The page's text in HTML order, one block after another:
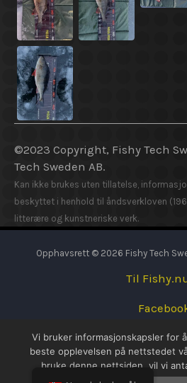
©2023 Copyright, Fishy Tech
Tech Sweden AB.
Kan ikke brukes uten tillatelse,
beskyttet i henhold til åndsverkloven
litterære og kunstneriske verk.
Opphavsrett © 2026 Fishy Tech
Til
Vi bruker informasjonskapsler for
beste opplevelsen på nettstedet
bruke denne nettsiden, vil vi